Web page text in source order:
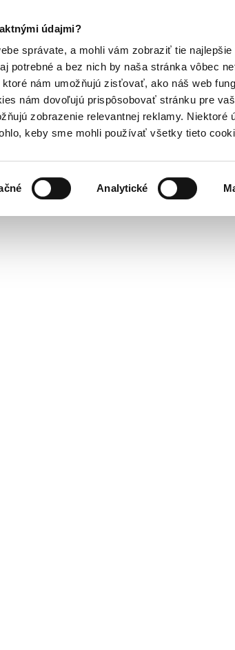
údajmi?
správate, a mohli vám zobraziť tie najlepšie
potrebné a bez nich by naša stránka vôbec
nám umožňujú zisťovať, ako náš web
nám dovoľujú prispôsobovať stránku pre
zobrazenie relevantnej reklamy. Niektoré
keby sme mohli používať všetky tieto
Analytické